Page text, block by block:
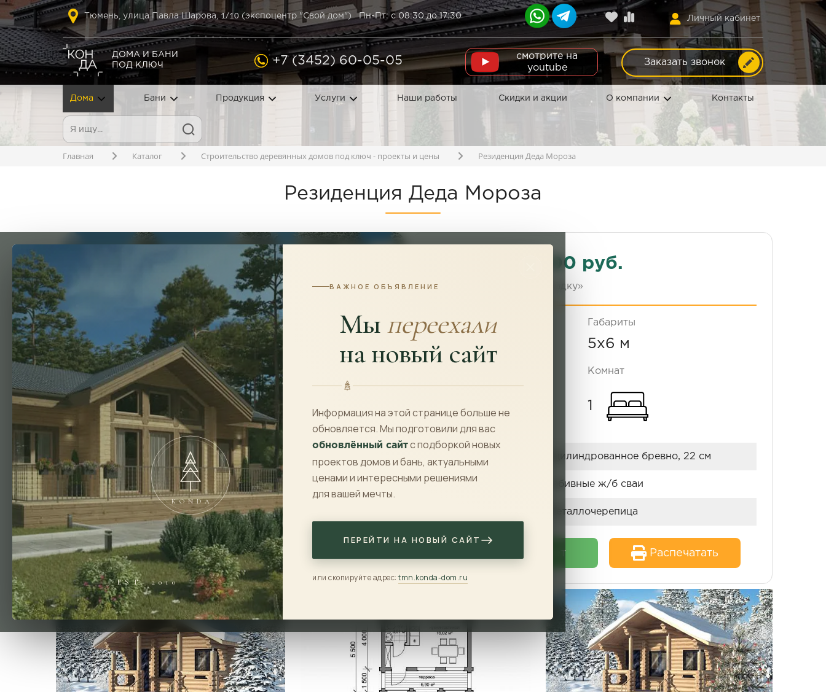
Тюмень, улица Павла Шарова, 1/10 (экспоцентр "Свой дом") Пн-Пт: с 08:30 до 17:30 Личный кабинет
ДОМА И БАНИ
ПОД КЛЮЧ
+7 (3452) 60-05-05
смотрите на
youtube
Заказать звонок
Дома Бани Продукция Услуги Наши работы Скидки и акции О компании Контакты
Главная Каталог Строительство деревянных домов под ключ - проекты и цены Резиденция Деда Мороза
Резиденция Деда Мороза
KONDA
EST. 2010
ВАЖНОЕ ОБЪЯВЛЕНИЕ
Мыпереехали
на новый сайт
Информация на этой странице больше не
обновляется. Мы подготовили для вас
обновлённый сайт с подборкой новых
проектов домов и бань, актуальными
ценами и интересными решениями
для вашей мечты.
ПЕРЕЙТИ НА НОВЫЙ САЙТ
или скопируйте адрес:tmn.konda-dom.ru
От - 1 352 000 руб.
*комплектация «Под усадку»
Площадь
26 м
Габариты
5x6 м
Комнат
1
оцилиндрованное бревно, 22 см
Фундамент забивные ж/б сваи
Металлочерепица
Получить расчет Распечатать